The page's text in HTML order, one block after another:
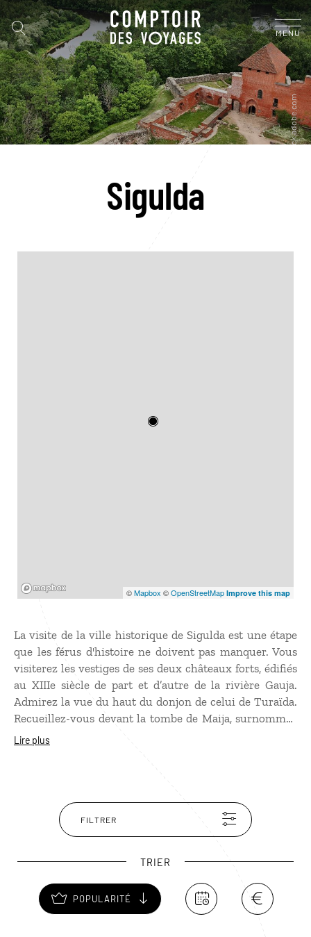
MENU
Sigulda
©Mapbox ©OpenStreetMap Improve this map
La visite de la ville historique de Sigulda est une étape
que les férus d'histoire ne doivent pas manquer. Vous
visiterez les vestiges de ses deux châteaux forts, édifiés
au XIIIe siècle de part et d’autre de la rivière Gauja.
Admirez la vue du haut du donjon de celui de Turaïda.
Recueillez-vous devant la tombe de Maija, surnommée
la Rose de Turaida en raison de beauté. Selon la
vous dans le jardin des Dieux, où des sculptures
monumentales célèbrent les Dainas, les chants
traditionnels lettons. Ne passez pas à côté de la grotte
dessins du XVIe siècle qui recouvrent ses parois. Et
l’hiver, dévalez ses pistes olympiques de bobsleigh, de
luge et de skeleton !
Lire plus
FILTRER
TRIER
POPULARITÉ